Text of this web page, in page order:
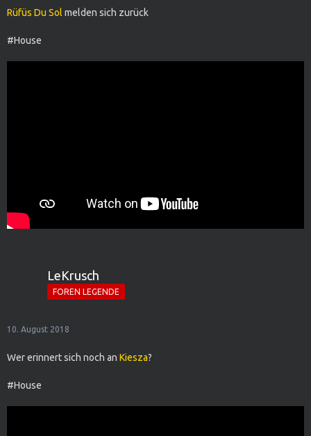
Rüfüs Du Sol melden sich zurück
#House
LeKrusch
FOREN LEGENDE
10. August 2018
Wer erinnert sich noch an Kiesza?
#House